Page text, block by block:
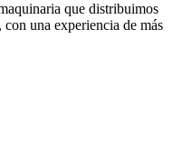
que distribuimos
con una experiencia de más